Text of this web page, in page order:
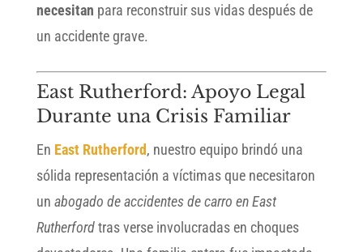
necesitan para reconstruir sus vidas después de
un accidente grave.
East Rutherford: Apoyo Legal
Durante una Crisis Familiar
En East Rutherford, nuestro equipo brindó una
sólida representación a víctimas que necesitaron
un abogado de accidentes de carro en East
Rutherfordtras verse involucradas en choques